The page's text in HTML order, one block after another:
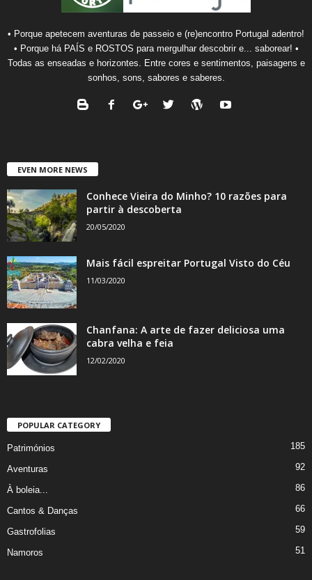
• Porque apetecem aventuras de passeio e (re)encontro Portugal adentro!
• Porque há PAÍS e ROSTOS para mergulhar descobrir e... saborear! •
Todas as enseadas e horizontes. Entre cores e sentimentos, paisagens e
sonhos, sons, sabores e saberes.
EVEN MORE NEWS
Conhece Vieira do Minho? 10 razões para
partir à descoberta
20/05/2020
Mais fácil espreitar Portugal Visto do Céu
11/03/2020
Chanfana: A arte de fazer deliciosa uma
cabra velha e feia
12/02/2020
POPULAR CATEGORY
Patrimónios 185
Aventuras 92
À boleia... 86
Cantos & Danças 66
Gastrofolias 59
Namoros 51